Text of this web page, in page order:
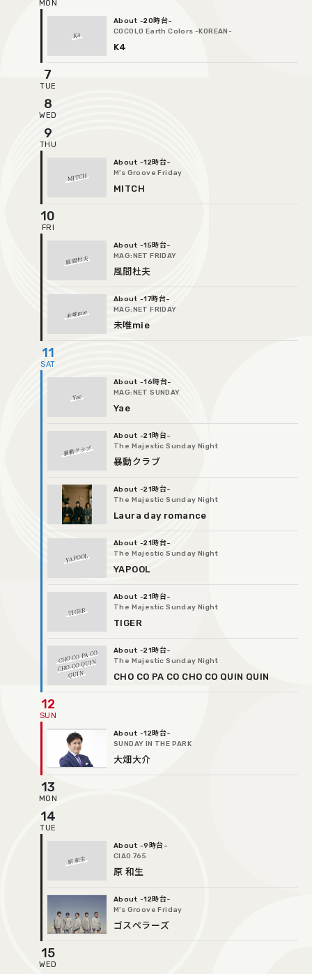
K4
-20時台
COCOLO Earth Colors -KOREAN-
K4
7
8
9
MITCH
-12時台
M’s Groove Friday
MITCH
10
風間杜夫
-15時台
MAG:NET FRIDAY
風間杜夫
未唯mie
-17時台
MAG:NET FRIDAY
未唯mie
11
Yae
-16時台
MAG:NET SUNDAY
Yae
暴動クラブ
-21時台
The Majestic Sunday Night
暴動クラブ
-21時台
The Majestic Sunday Night
Laura day romance
YAPOOL
-21時台
The Majestic Sunday Night
YAPOOL
TIGER
-21時台
The Majestic Sunday Night
TIGER
CHO CO PA CO
CHO CO QUIN
QUIN
-21時台
The Majestic Sunday Night
CHO CO PA CO CHO CO QUIN QUIN
12
-12時台
SUNDAY IN THE PARK
大畑大介
13
14
原 和生
-9時台
CIAO 765
原 和生
-12時台
M’s Groove Friday
ゴスペラーズ
15